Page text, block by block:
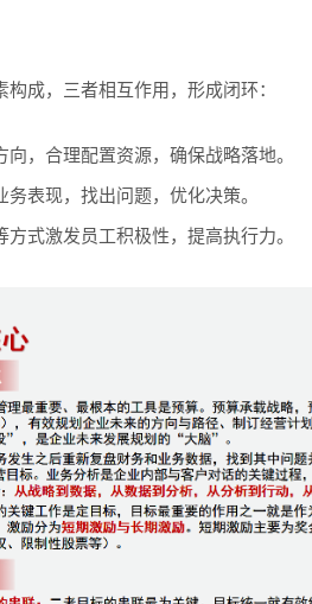
构成，三者相互作用，形成闭环：
向，合理配置资源，确保战略落地。
务表现，找出问题，优化决策。
方式激发员工积极性，提高执行力。